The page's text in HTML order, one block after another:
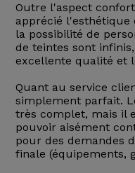
Outre l'aspect
apprécié l'esthétique
la possibilité de
de teintes sont
excellente qualité et
Quant au service
simplement parfait.
très complet, mais il
pouvoir aisément
pour des demandes
finale (équipements,